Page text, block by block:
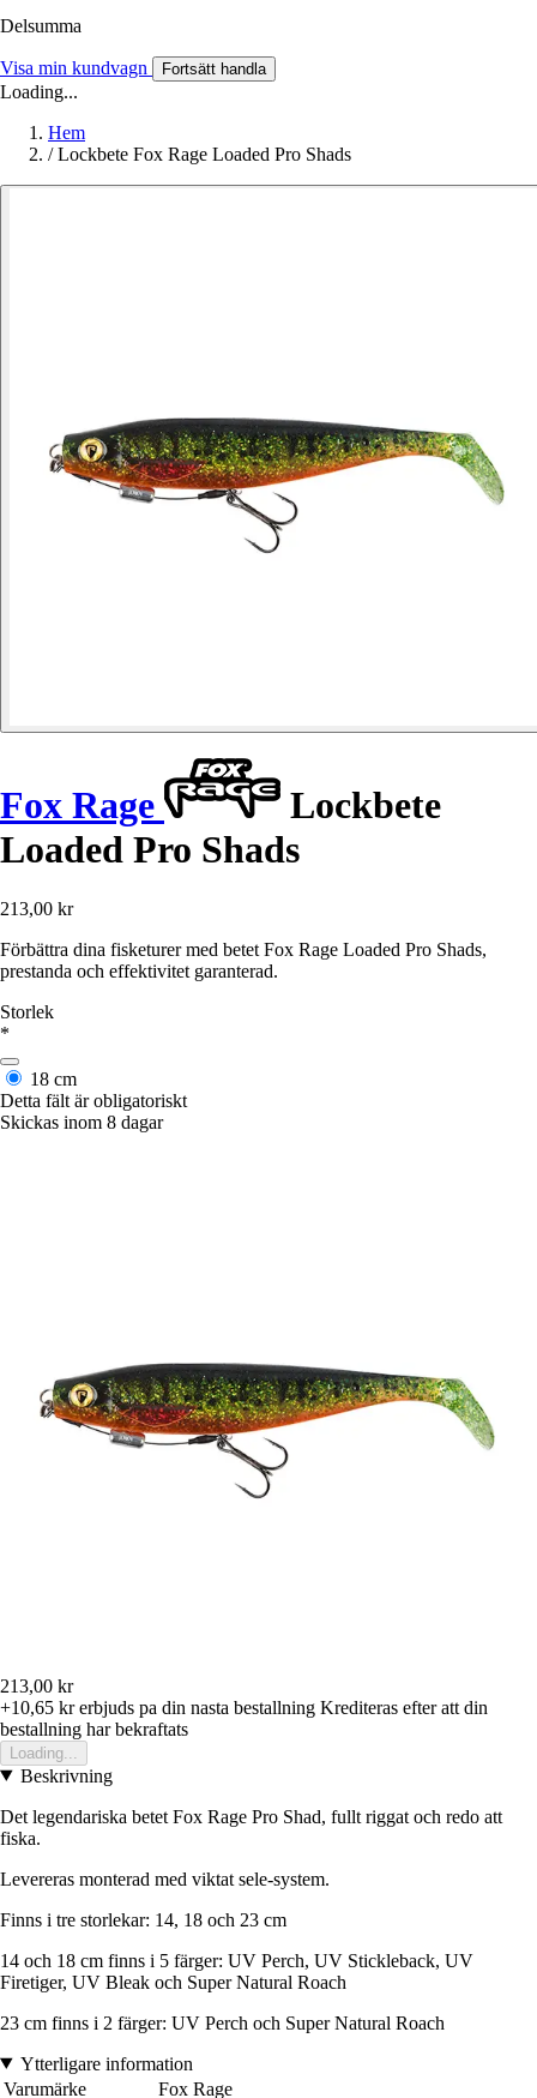
Delsumma
Visa min kundvagn Fortsätt handla
Loading...
Hem
/ Lockbete Fox Rage Loaded Pro Shads
Fox Rage
Lockbete
Loaded Pro Shads
213,00 kr
Förbättra dina fisketurer med betet Fox Rage Loaded Pro Shads,
prestanda och effektivitet garanterad.
Storlek
*
18 cm
Detta fält är obligatoriskt
Skickas inom 8 dagar
213,00 kr
+10,65 krerbjuds pa din nasta bestallning Krediteras efter att din
bestallning har bekraftats
Loading...
Beskrivning
Det legendariska betet Fox Rage Pro Shad, fullt riggat och redo att
fiska.
Levereras monterad med viktat sele-system.
Finns i tre storlekar: 14, 18 och 23 cm
14 och 18 cm finns i 5 färger: UV Perch, UV Stickleback, UV
Firetiger, UV Bleak och Super Natural Roach
23 cm finns i 2 färger: UV Perch och Super Natural Roach
Ytterligare information
Varumärke
Fox Rage